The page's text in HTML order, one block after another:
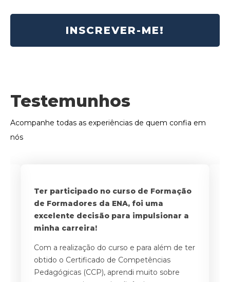
INSCREVER-ME!
Testemunhos
Acompanhe todas as experiências de quem confia em
nós
Ter participado no curso de Formação
de Formadores da ENA, foi uma
excelente decisão para impulsionar a
minha carreira!
Com a realização do curso e para além de ter
obtido o Certificado de Competências
Pedagógicas (CCP), aprendi muito sobre